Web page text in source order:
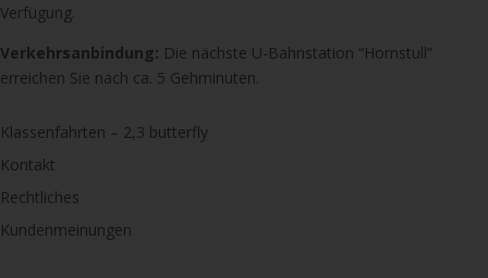
Verfügung.
Verkehrsanbindung: Die nächste U-Bahnstation “Hornstull”
erreichen Sie nach ca. 5 Gehminuten.
Klassenfahrten – 2,3 butterfly
Kontakt
Rechtliches
Kundenmeinungen